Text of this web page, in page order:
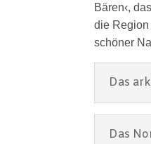
Bären‹,
die Region
schöner
Das
Das